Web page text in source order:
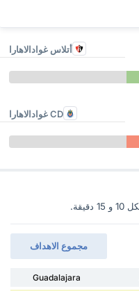
أتلاس غوادالاهارا
CD غوادالاهارا
مجموع الاهداف
Guadalajara